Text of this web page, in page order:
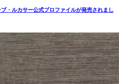
・ルカサー公式プロファイルが発売されまし